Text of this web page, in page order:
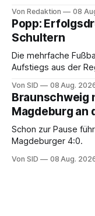
Von Redaktion 08
Popp:
Schultern
Die mehrfache
Aufstiegs aus der
Von SID 08 Aug.
Braunschweig
Magdeburg an
Schon zur Pause
Magdeburger 4:0.
Von SID 08 Aug.